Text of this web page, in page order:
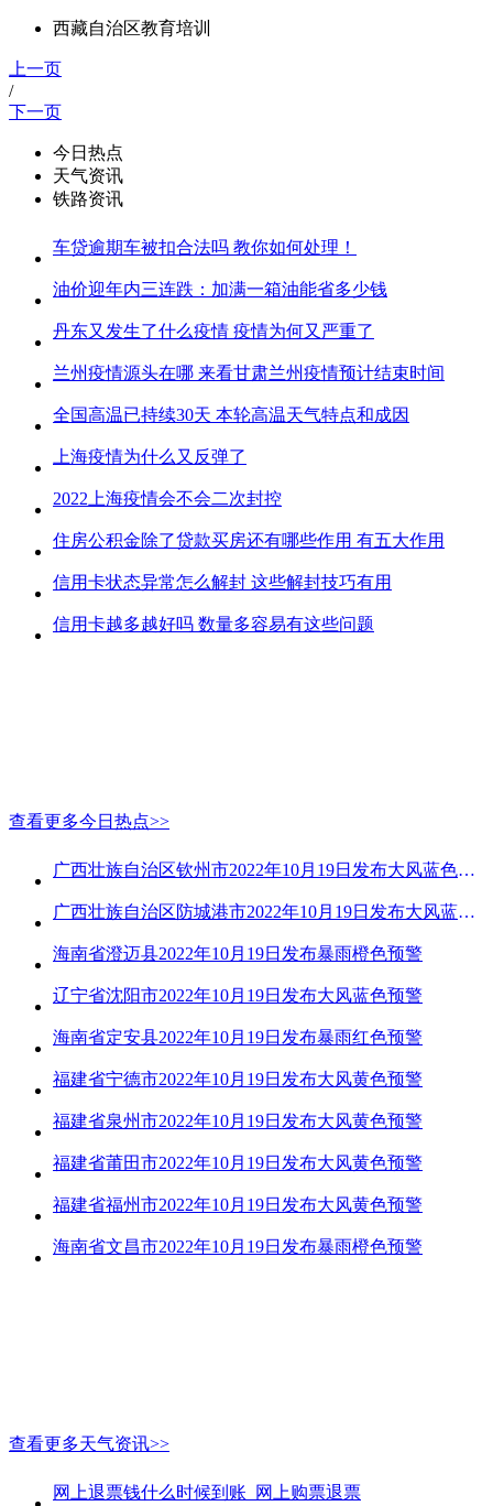
西藏自治区教育培训
上一页
/
下一页
今日热点
天气资讯
铁路资讯
车贷逾期车被扣合法吗 教你如何处理！
油价迎年内三连跌：加满一箱油能省多少钱
丹东又发生了什么疫情 疫情为何又严重了
兰州疫情源头在哪 来看甘肃兰州疫情预计结束时间
全国高温已持续30天 本轮高温天气特点和成因
上海疫情为什么又反弹了
2022上海疫情会不会二次封控
住房公积金除了贷款买房还有哪些作用 有五大作用
信用卡状态异常怎么解封 这些解封技巧有用
信用卡越多越好吗 数量多容易有这些问题
查看更多今日热点>>
广西壮族自治区钦州市2022年10月19日发布大风蓝色预警
广西壮族自治区防城港市2022年10月19日发布大风蓝色预警
海南省澄迈县2022年10月19日发布暴雨橙色预警
辽宁省沈阳市2022年10月19日发布大风蓝色预警
海南省定安县2022年10月19日发布暴雨红色预警
福建省宁德市2022年10月19日发布大风黄色预警
福建省泉州市2022年10月19日发布大风黄色预警
福建省莆田市2022年10月19日发布大风黄色预警
福建省福州市2022年10月19日发布大风黄色预警
海南省文昌市2022年10月19日发布暴雨橙色预警
查看更多天气资讯>>
网上退票钱什么时候到账_网上购票退票